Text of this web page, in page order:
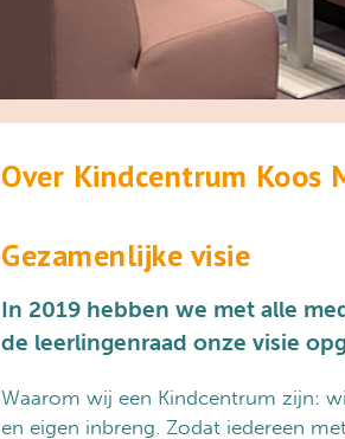
Over Kindcentrum Koos
Gezamenlijke visie
In 2019 hebben we met alle
de leerlingenraad onze visie
Waarom wij een Kindcentrum zijn:
en eigen inbreng. Zodat iedereen